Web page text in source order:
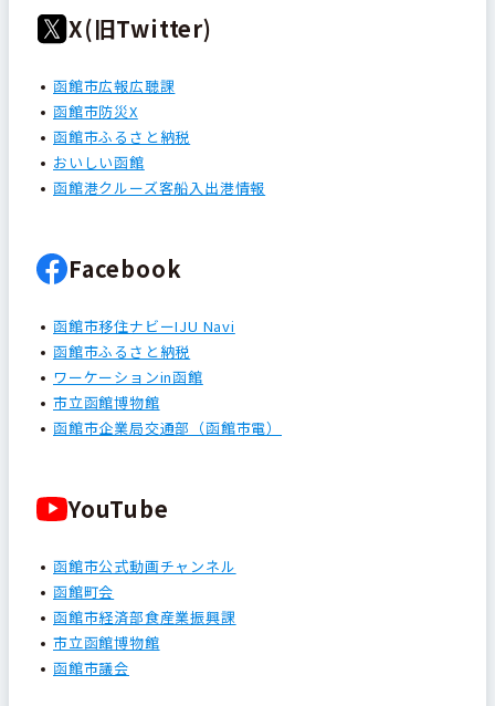
X(旧Twitter)
函館市広報広聴課
函館市防災X
函館市ふるさと納税
おいしい函館
函館港クルーズ客船入出港情報
Facebook
函館市移住ナビーIJU Navi
函館市ふるさと納税
ワーケーションin函館
市立函館博物館
函館市企業局交通部（函館市電）
YouTube
函館市公式動画チャンネル
函館町会
函館市経済部食産業振興課
市立函館博物館
函館市議会